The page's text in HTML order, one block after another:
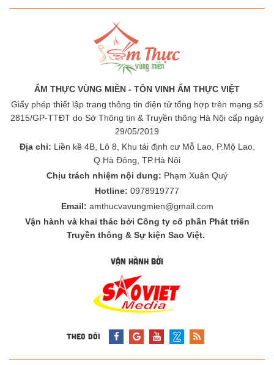
ẨM THỰC VÙNG MIỀN - TÔN VINH ẨM THỰC VIỆT
Giấy phép thiết lập trang thông tin điện tử tổng hợp trên mạng số
2815/GP-TTĐT do Sở Thông tin & Truyền thông Hà Nội cấp ngày
29/05/2019
Địa chỉ: Liền kề 4B, Lô 8, Khu tái định cư Mỗ Lao, P.Mộ Lao,
Q.Hà Đông, TP.Hà Nội
Chịu trách nhiệm nội dung: Phạm Xuân Quý
Hotline: 0978919777
Email: amthucvavungmien@gmail.com
Vận hành và khai thác bởi Công ty cổ phần Phát triển
Truyền thông & Sự kiện Sao Việt.
VẬN HÀNH BỞI
THEO DÕI